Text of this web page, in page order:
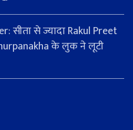
सीता से ज्यादा Rakul Preet
के लुक ने लूटी